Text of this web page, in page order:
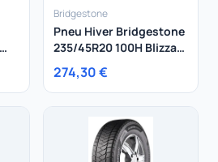
Bridgestone
Pneu Hiver Bridgestone
235/45R20 100H Blizzak
LM005 XL
274,30 €